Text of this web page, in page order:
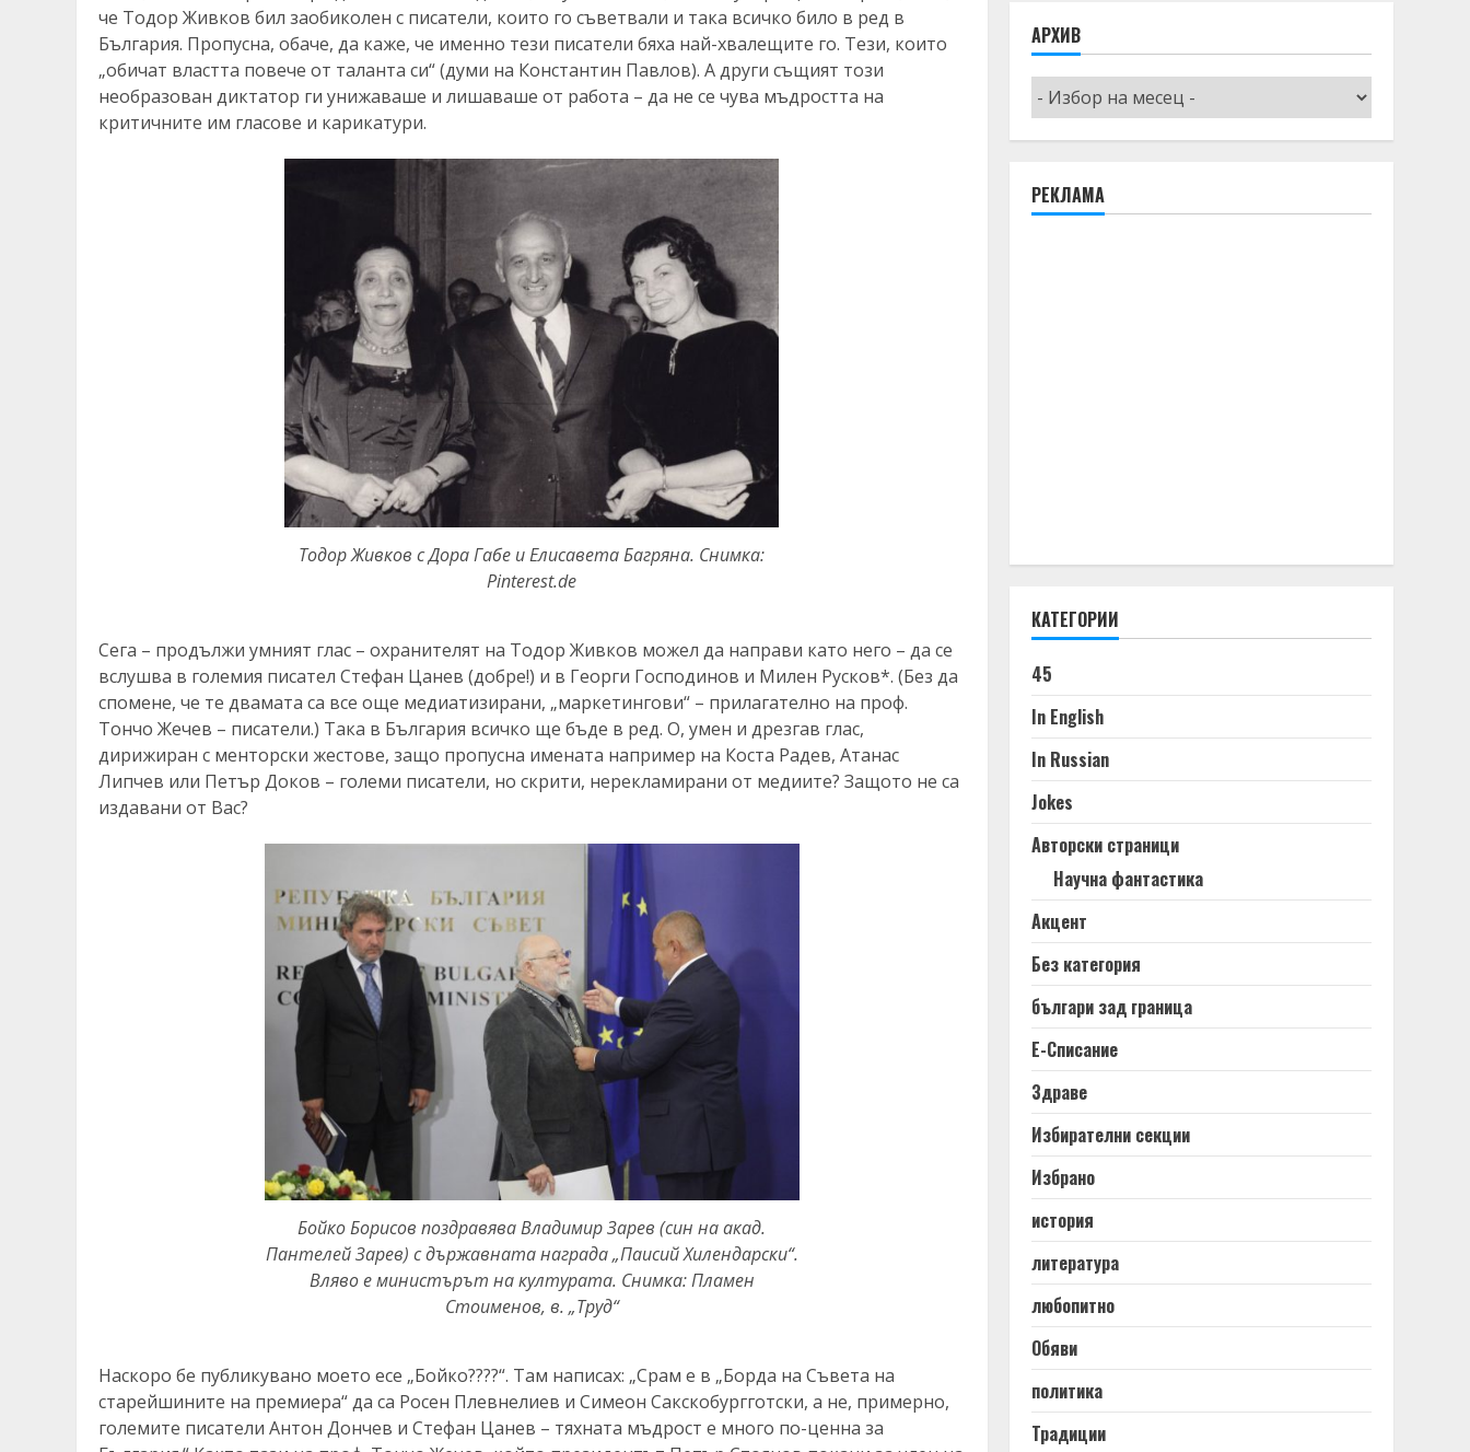
че Тодор Живков бил заобиколен с писатели, които го съветвали и така всичко било в ред в
България. Пропусна, обаче, да каже, че именно тези писатели бяха най-хвалещите го. Тези, които
„обичат властта повече от таланта си“ (думи на Константин Павлов). А други същият този
необразован диктатор ги унижаваше и лишаваше от работа – да не се чува мъдростта на
критичните им гласове и карикатури.
Тодор Живков с Дора Габе и Елисавета Багряна. Снимка:
Рinterest.de
Сега – продължи умният глас – охранителят на Тодор Живков можел да направи като него – да се
вслушва в големия писател Стефан Цанев (добре!) и в Георги Господинов и Милен Русков*. (Без да
спомене, че те двамата са все още медиатизирани, „маркетингови“ – прилагателно на проф.
Тончо Жечев – писатели.) Така в България всичко ще бъде в ред. О, умен и дрезгав глас,
дирижиран с менторски жестове, защо пропусна имената например на Коста Радев, Атанас
Липчев или Петър Доков – големи писатели, но скрити, нерекламирани от медиите? Защото не са
издавани от Вас?
Бойко Борисов поздравява Владимир Зарев (син на акад.
Пантелей Зарев) с държавната награда „Паисий Хилендарски“.
Вляво е министърът на културата. Снимка: Пламен
Стоименов, в. „Труд“
Наскоро бе публикувано моето есе „Бойко????“. Там написах: „Срам е в „Борда на Съвета на
старейшините на премиера“ да са Росен Плевнелиев и Симеон Сакскобургготски, а не, примерно,
големите писатели Антон Дончев и Стефан Цанев – тяхната мъдрост е много по-ценна за
АРХИВ
Архив
РЕКЛАМА
КАТЕГОРИИ
45
In English
In Russian
Jokes
Авторски страници
Научна фантастика
Акцент
Без категория
българи зад граница
Е-Списание
Здраве
Избирателни секции
Избрано
история
литература
любопитно
Обяви
политика
Традиции